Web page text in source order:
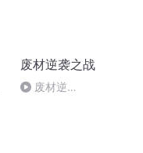
废材逆袭之战
废材逆